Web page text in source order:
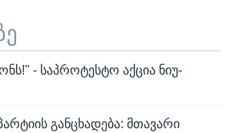
- საპროტესტო აქცია ნიუ-
განცხადება: მთავარი